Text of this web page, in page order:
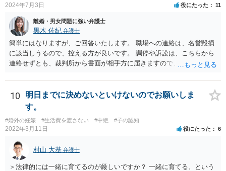
2024年7月3日 役にたった 11
離婚・男女問題に強い弁護士
黒木 佐紀 弁護士
簡単にはなりますが、ご回答いたします。 職場への連絡は、名誉毀損
に該当しうるので、控える方が良いです。 調停や訴訟は、こちらから
連絡せずとも、裁判所から書面が相手方に届きますので、連絡不要で
いのであれば、調停や訴訟をするしかないかと思います。
10
明日までに決めないといけないのでお願いしま
す。
#婚外の妊娠 #生活費を渡さない #中絶 #子の認知
2022年3月11日 役にたった 6
村山 大基 弁護士
＞法律的には一緒に育てるのが厳しいですか？ 一緒に育てる、という